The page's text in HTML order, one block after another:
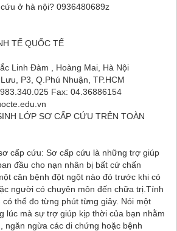
ở hà nội? 0936480689z
TẾ QUỐC TẾ
Linh Đàm , Hoàng Mai, Hà Nội
P3, Q.Phú Nhuận, TP.HCM
Fax: 04.36886154
LỚP SƠ CẤP CỨU TRÊN TOÀN
cấp cứu: Sơ cấp cứu là những trợ giúp
đầu cho nạn nhân bị bất cứ chấn
căn bệnh đột ngột nào đó trước khi có
người có chuyên môn đến chữa trị.Tính
thể đo từng phút từng giây. Nói một
lúc mà sự trợ giúp kịp thời của bạn nhằm
ngăn ngừa các di chứng hoặc bệnh